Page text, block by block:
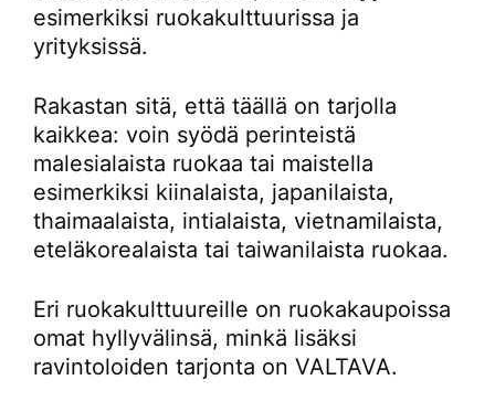
esimerkiksi ruokakulttuurissa ja
yrityksissä.
Rakastan sitä, että täällä on tarjolla
kaikkea: voin syödä perinteistä
malesialaista ruokaa tai maistella
esimerkiksi kiinalaista, japanilaista,
thaimaalaista, intialaista, vietnamilaista,
eteläkorealaista tai taiwanilaista ruokaa.
Eri ruokakulttuureille on ruokakaupoissa
omat hyllyvälinsä, minkä lisäksi
ravintoloiden tarjonta on VALTAVA.